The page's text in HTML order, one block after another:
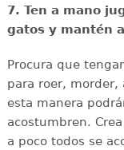
7. Ten a mano
gatos y mantén
Procura que
para roer, morder,
esta manera
acostumbren.
a poco todos se